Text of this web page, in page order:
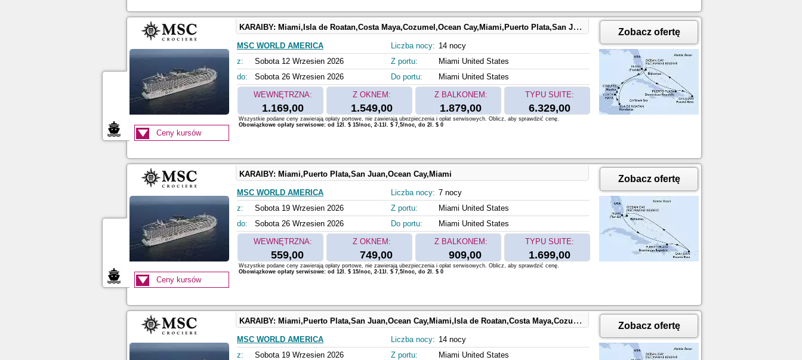
KARAIBY: Miami,Isla de Roatan,Costa Maya,Cozumel,Ocean Cay,Miami,Puerto Plata,San Juan,Ocean Cay,Miami
MSC WORLD AMERICA
z:
Sobota 12 Wrzesien 2026
do:
Sobota 26 Wrzesien 2026
Liczba nocy: 14 nocy
Z portu:
Miami United States
Do portu:
Miami United States
WEWNĘTRZNA:
1.169,00
Z OKNEM:
1.549,00
Z BALKONEM:
1.879,00
TYPU SUITE:
6.329,00
Zobacz ofertę
Ceny kursów
Wszystkie podane ceny zawierają opłaty portowe, nie zawierają ubezpieczenia i opłat serwisowych. Oblicz, aby sprawdzić cenę.
Obowiązkowe opłaty serwisowe: od 12l. $ 15/noc, 2-11l. $ 7,5/noc, do 2l. $ 0
KARAIBY: Miami,Puerto Plata,San Juan,Ocean Cay,Miami
MSC WORLD AMERICA
z:
Sobota 19 Wrzesien 2026
do:
Sobota 26 Wrzesien 2026
Liczba nocy: 7 nocy
Z portu:
Miami United States
Do portu:
Miami United States
WEWNĘTRZNA:
559,00
Z OKNEM:
749,00
Z BALKONEM:
909,00
TYPU SUITE:
1.699,00
Zobacz ofertę
Ceny kursów
Wszystkie podane ceny zawierają opłaty portowe, nie zawierają ubezpieczenia i opłat serwisowych. Oblicz, aby sprawdzić cenę.
Obowiązkowe opłaty serwisowe: od 12l. $ 15/noc, 2-11l. $ 7,5/noc, do 2l. $ 0
KARAIBY: Miami,Puerto Plata,San Juan,Ocean Cay,Miami,Isla de Roatan,Costa Maya,Cozumel,Ocean Cay,Miami
MSC WORLD AMERICA
z:
Sobota 19 Wrzesien 2026
Liczba nocy: 14 nocy
Z portu:
Miami United States
Zobacz ofertę